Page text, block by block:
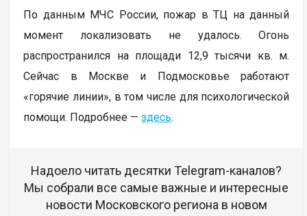
По данным МЧС России, пожар в ТЦ на данный
момент локализовать не удалось. Огонь
распространился на площади 12,9 тысячи кв. м.
Сейчас в Москве и Подмосковье работают
«горячие линии», в том числе для психологической
помощи. Подробнее —здесь.
Надоело читать десятки Telegram-каналов?
Мы собрали все самые важные и интересные
новости Московского региона в новом